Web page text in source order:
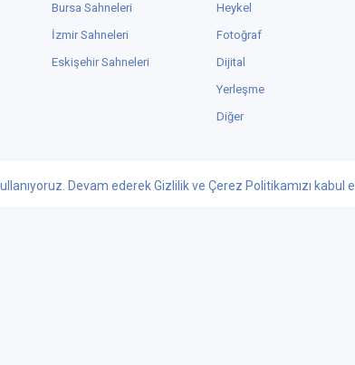
Devam ederek Gizlilik ve Çerez Politikamızı kabul
Bursa Sahneleri
İzmir Sahneleri
Eskişehir Sahneleri
Heykel
Fotoğraf
Dijital
Yerleşme
Diğer